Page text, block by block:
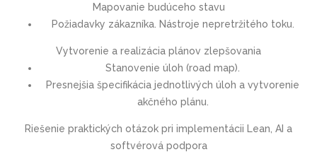
Mapovanie budúceho stavu
Požiadavky zákazníka. Nástroje nepretržitého toku.
Vytvorenie a realizácia plánov zlepšovania
Stanovenie úloh (road map).
Presnejšia špecifikácia jednotlivých úloh a vytvorenie
akčného plánu.
Riešenie praktických otázok pri implementácii Lean, AI a
softvérová podpora